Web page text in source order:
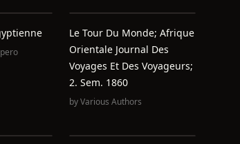
Le Tour Du Monde; Afrique
Orientale Journal Des
Voyages Et Des Voyageurs;
2. Sem. 1860
byVarious Authors